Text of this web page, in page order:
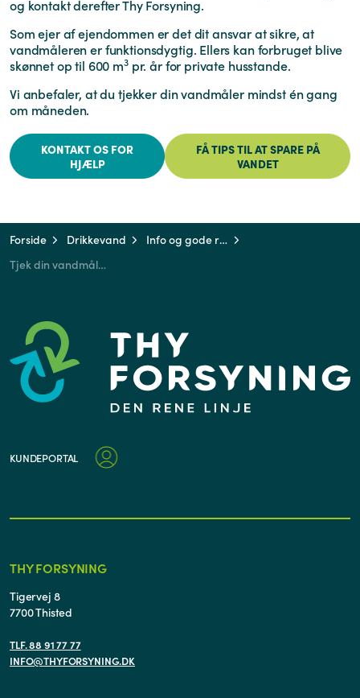
og kontakt derefter Thy Forsyning.
Som ejer af ejendommen er det dit ansvar at sikre, at
vandmåleren er funktionsdygtig. Ellers kan forbruget blive
skønnet op til 600 m3pr. år for private husstande.
Vi anbefaler, at du tjekker din vandmåler mindst én gang
om måneden.
KONTAKT OS FOR
HJÆLP
FÅ TIPS TIL AT SPARE PÅ
VANDET
Forside Drikkevand
Info og gode råd
Tjek din vandmåler
KUNDEPORTAL
THY FORSYNING
Tigervej 8
7700 Thisted
TLF. 88 91 77 77
INFO@THYFORSYNING.DK